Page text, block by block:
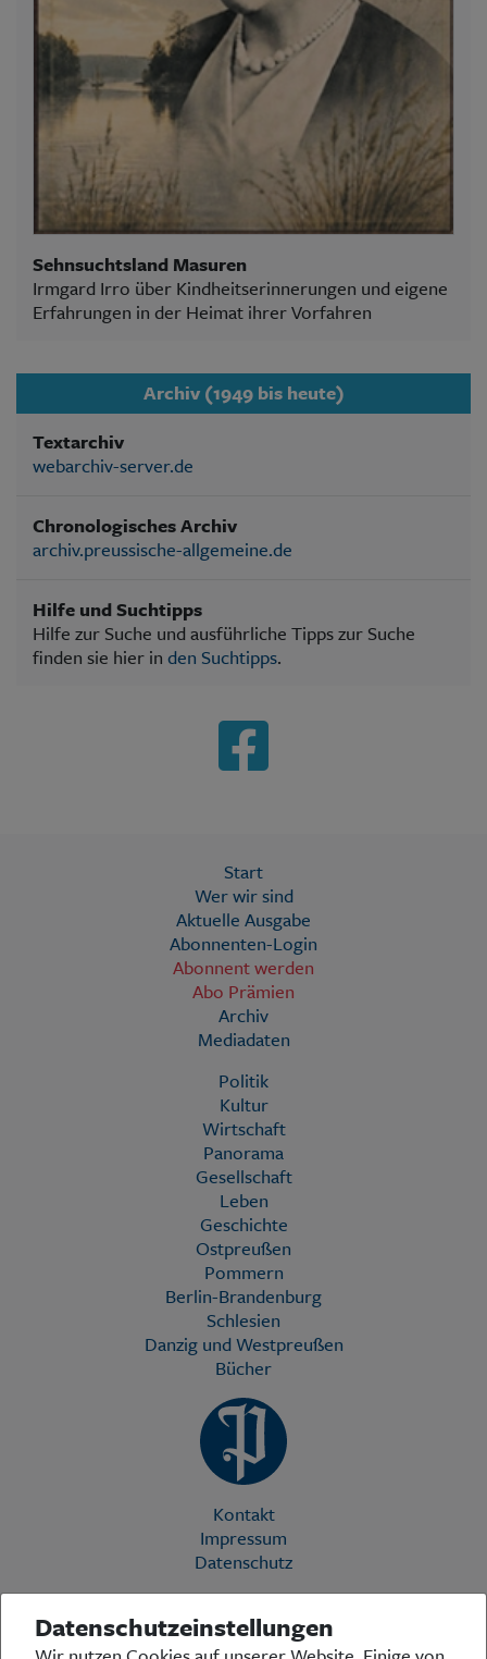
Sehnsuchtsland Masuren
Irmgard Irro über Kindheitserinnerungen und eigene
Erfahrungen in der Heimat ihrer Vorfahren
Archiv (1949 bis heute)
Textarchiv
webarchiv-server.de
Chronologisches Archiv
archiv.preussische-allgemeine.de
Hilfe und Suchtipps
Hilfe zur Suche und ausführliche Tipps zur Suche
finden sie hier in den Suchtipps.
Start
Wer wir sind
Aktuelle Ausgabe
Abonnenten-Login
Abonnent werden
Abo Prämien
Archiv
Mediadaten
Politik
Kultur
Wirtschaft
Panorama
Gesellschaft
Leben
Geschichte
Ostpreußen
Pommern
Berlin-Brandenburg
Schlesien
Danzig und Westpreußen
Bücher
Kontakt
Impressum
Datenschutz
Die Preußische Allgemeine Zeitung (PAZ) ist eine einzigartige Stimme
Datenschutzeinstellungen